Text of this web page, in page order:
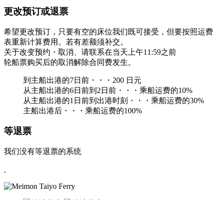
更改预订或退票
希望更改预订，只要有空的床位我们既可接受，但要按照运费
表重新计算费用。若有差额须补交。
关于改变预约・取消、请联系在当天上午11:59之前
轮船票购买后的取消解除合同费发生。
到主船出港的7日前・・・200 日元
从主船出港的6日前到2日前・・・乘船运费的10%
从主船出港的1日前到出港时刻・・・乘船运费的30%
主船出港后・・・乘船运费的100%
等退票
我们没有等退票的系统